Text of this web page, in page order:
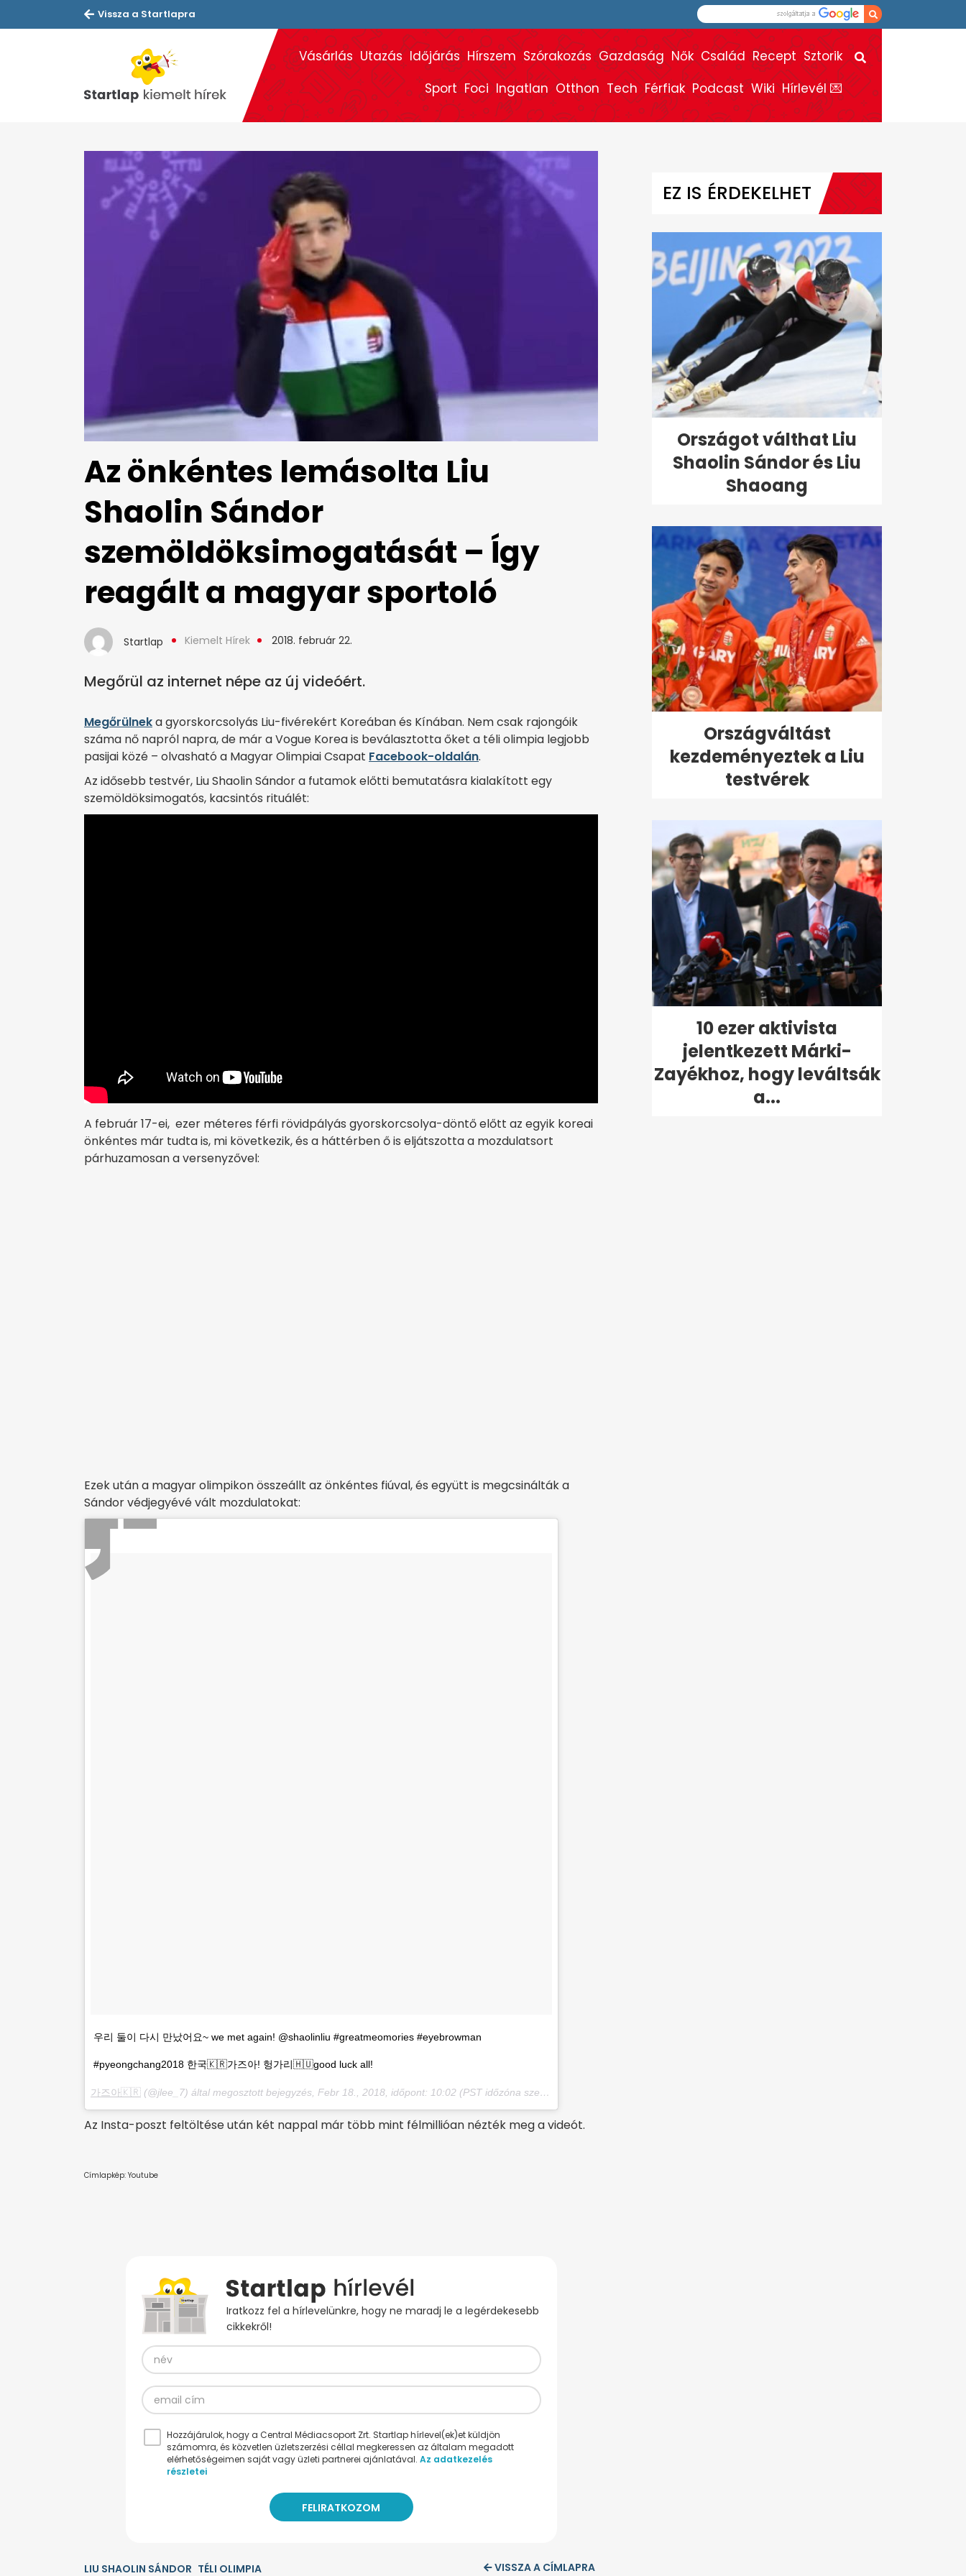
Vissza a Startlapra
Vásárlás Utazás Időjárás Hírszem Szórakozás Gazdaság Nők Család Recept Sztorik
Sport Foci Ingatlan Otthon Tech Férfiak Podcast Wiki Hírlevél 💌
Az önkéntes lemásolta Liu
Shaolin Sándor
szemöldöksimogatását – Így
reagált a magyar sportoló
Startlap Kiemelt Hírek 2018. február 22.
Megőrül az internet népe az új videóért.
Megőrülneka gyorskorcsolyás Liu-fivérekért Koreában és Kínában. Nem csak rajongóik
száma nő napról napra, de már a Vogue Korea is beválasztotta őket a téli olimpia legjobb
pasijai közé – olvasható a Magyar Olimpiai Csapat Facebook-oldalán.
Az idősebb testvér, Liu Shaolin Sándor a futamok előtti bemutatásra kialakított egy
szemöldöksimogatós, kacsintós rituálét:
A február 17-ei, ezer méteres férfi rövidpályás gyorskorcsolya-döntő előtt az egyik koreai
önkéntes már tudta is, mi következik, és a háttérben ő is eljátszotta a mozdulatsort
párhuzamosan a versenyzővel:
Ezek után a magyar olimpikon összeállt az önkéntes fiúval, és együtt is megcsinálták a
Sándor védjegyévé vált mozdulatokat:
우리 둘이 다시 만났어요~ we met again! @shaolinliu #greatmeomories #eyebrowman
#pyeongchang2018 한국🇰🇷가즈아! 헝가리🇭🇺good luck all!
가즈아🇰🇷 (@jlee_7) által megosztott bejegyzés, Febr 18., 2018, időpont: 10:02 (PST időzóna szerint)
Az Insta-poszt feltöltése után két nappal már több mint félmillióan nézték meg a videót.
Címlapkép: Youtube
Iratkozz fel a hírlevelünkre, hogy ne maradj le a legérdekesebb
cikkekről!
Hozzájárulok, hogy a Central Médiacsoport Zrt. Startlap hírlevel(ek)et küldjön
számomra, és közvetlen üzletszerzési céllal megkeressen az általam megadott
elérhetőségeimen saját vagy üzleti partnerei ajánlatával. Az adatkezelés
részletei
LIU SHAOLIN SÁNDOR TÉLI OLIMPIA VISSZA A CÍMLAPRA
EZ IS ÉRDEKELHET
Országot válthat Liu
Shaolin Sándor és Liu
Shaoang
Országváltást
kezdeményeztek a Liu
testvérek
10 ezer aktivista
jelentkezett Márki-
Zayékhoz, hogy leváltsák
a...